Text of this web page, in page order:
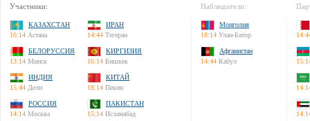
Участники:
КАЗАХСТАН
16:14 Астана
ИРАН
14:44 Тегеран
БЕЛОРУССИЯ
13:14 Минск
КИРГИЗИЯ
16:14 Бишкек
ИНДИЯ
15:44 Дели
КИТАЙ
18:14 Пекин
РОССИЯ
14:14 Москва
ПАКИСТАН
15:14 Исламабад
Наблюдатели:
Монголия
18:14 Улан-Батор
Афганистан
14:44 Кабул